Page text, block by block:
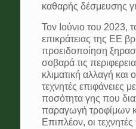
καθαρής δέσμευσης
Τον Ιούνιο του 2023,
επικράτειας της ΕΕ
προειδοποίηση
σοβαρά τις
κλιματική αλλαγή και
τεχνητές επιφάνειες
ποσότητα γης που
παραγωγή τροφίμων
Επιπλέον, οι